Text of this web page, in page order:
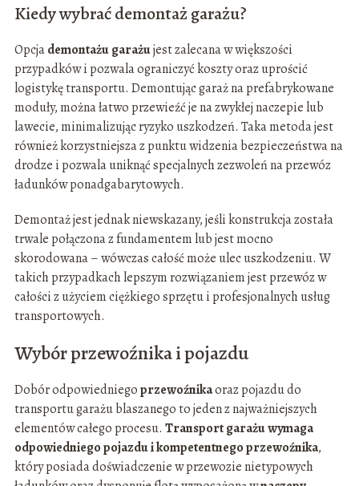
Kiedy wybrać demontaż garażu?
Opcjademontażu garażujest zalecana w większości
przypadków i pozwala ograniczyć koszty oraz uprościć
logistykę transportu. Demontując garaż na prefabrykowane
moduły, można łatwo przewieźć je na zwykłej naczepie lub
lawecie, minimalizując ryzyko uszkodzeń. Taka metoda jest
również korzystniejsza z punktu widzenia bezpieczeństwa na
drodze i pozwala uniknąć specjalnych zezwoleń na przewóz
ładunków ponadgabarytowych.
Demontaż jest jednak niewskazany, jeśli konstrukcja została
trwale połączona z fundamentem lub jest mocno
skorodowana – wówczas całość może ulec uszkodzeniu. W
takich przypadkach lepszym rozwiązaniem jest przewóz w
całości z użyciem ciężkiego sprzętu i profesjonalnych usług
transportowych.
Wybór przewoźnika i pojazdu
Dobór odpowiedniegoprzewoźnikaoraz pojazdu do
transportu garażu blaszanego to jeden z najważniejszych
elementów całego procesu. Transport garażu wymaga
odpowiedniego pojazdu i kompetentnego przewoźnika,
który posiada doświadczenie w przewozie nietypowych